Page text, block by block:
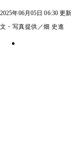
2025年06月05日 06:30 更新
文・写真提供／畑 史進